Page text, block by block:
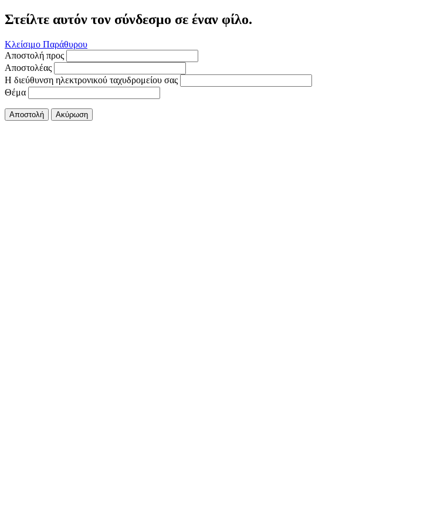
Στείλτε αυτόν τον σύνδεσμο σε έναν φίλο.
Κλείσιμο Παράθυρου
Αποστολή προς
Αποστολέας
Η διεύθυνση ηλεκτρονικού ταχυδρομείου σας
Θέμα
Αποστολή Ακύρωση